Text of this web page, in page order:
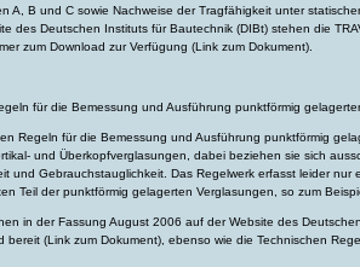
A, B und C sowie Nachweise der Tragfähigkeit unter
des Deutschen Instituts für Bautechnik (DIBt) stehen die
zum Download zur Verfügung (Link zum Dokument).
für die Bemessung und Ausführung punktförmig
Regeln für die Bemessung und Ausführung punktförmig
und Überkopfverglasungen, dabei beziehen sie sich
und Gebrauchstauglichkeit. Das Regelwerk erfasst leider nur
Teil der punktförmig gelagerten Verglasungen, so zum
in der Fassung August 2006 auf der Website des
bereit (Link zum Dokument), ebenso wie die Technischen